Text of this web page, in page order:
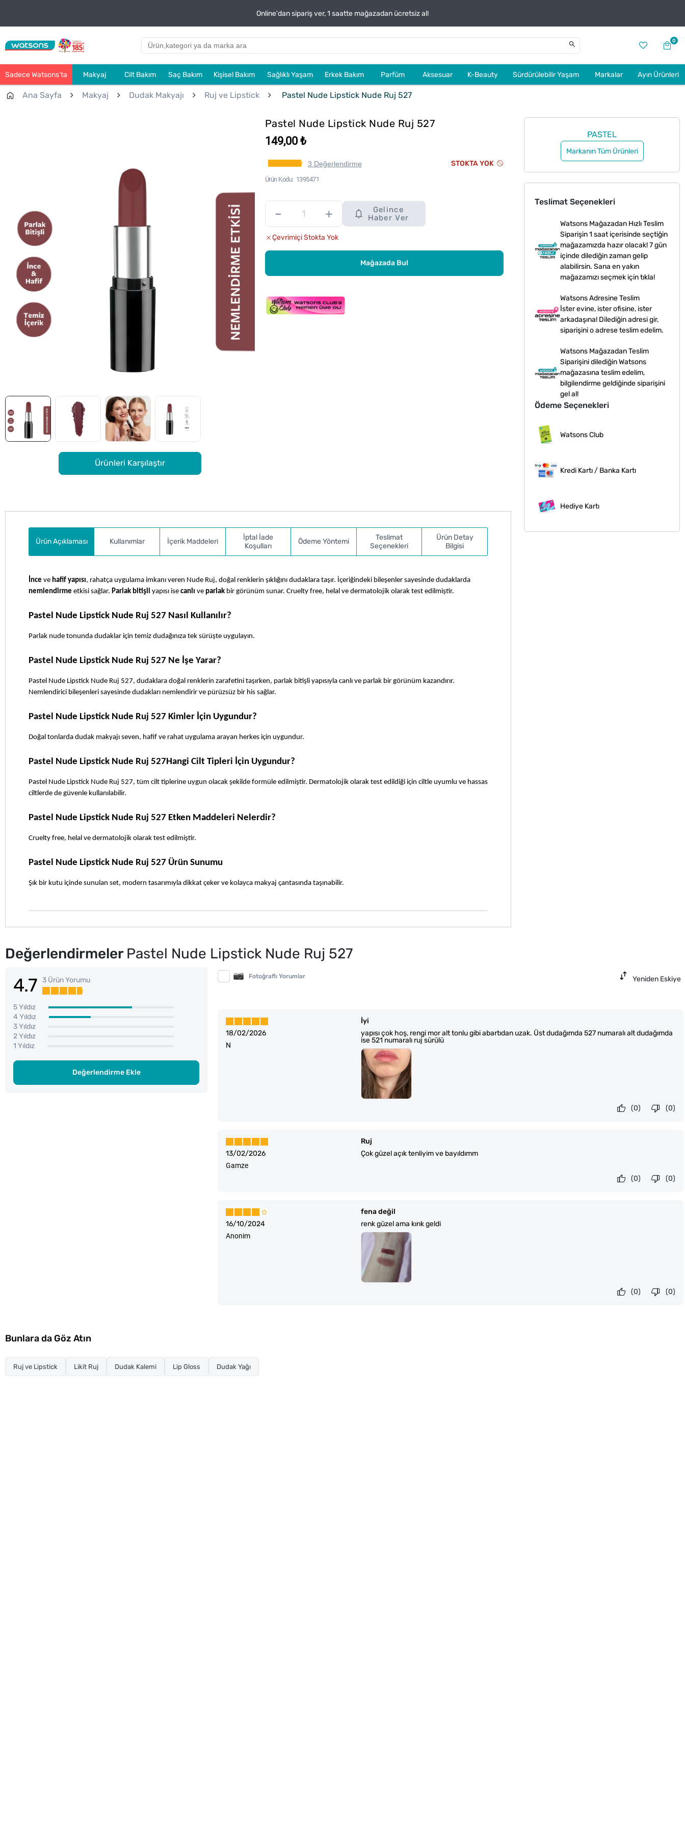
Online'dan sipariş ver, 1 saatte mağazadan ücretsiz al!
0
Sadece Watsons’ta Makyaj Cilt Bakım Saç Bakım Kişisel Bakım Sağlıklı Yaşam Erkek Bakım Parfüm Aksesuar K-Beauty Sürdürülebilir Yaşam Markalar Ayın Ürünleri
Ana Sayfa Makyaj Dudak Makyajı Ruj ve Lipstick Pastel Nude Lipstick Nude Ruj 527
Ürünleri Karşılaştır
Pastel Nude Lipstick Nude Ruj 527
149,00 ₺
3 Değerlendirme STOKTA YOK
Ürün Kodu 1395471
– +
Gelince
Haber Ver
Çevrimiçi Stokta Yok
Mağazada Bul
PASTEL
Markanın Tüm Ürünleri
Teslimat Seçenekleri
Watsons Mağazadan Hızlı Teslim
Siparişin 1 saat içerisinde seçtiğin
mağazamızda hazır olacak! 7 gün
içinde dilediğin zaman gelip
alabilirsin. Sana en yakın
mağazamızı seçmek için tıkla!
Watsons Adresine Teslim
İster evine, ister ofisine, ister
arkadaşına! Dilediğin adresi gir,
siparişini o adrese teslim edelim.
Watsons Mağazadan Teslim
Siparişini dilediğin Watsons
mağazasına teslim edelim,
bilgilendirme geldiğinde siparişini
gel al!
Ödeme Seçenekleri
Watsons Club
Kredi Kartı / Banka Kartı
Hediye Kartı
Ürün Açıklaması Kullanımlar İçerik Maddeleri
İptal İade
Koşulları
Ödeme Yöntemi
Teslimat
Seçenekleri
Ürün Detay
Bilgisi
İnce ve hafif yapısı
nemlendirme etkisi sağlar. Parlak bitişli yapısı ise canlı ve parlak bir görünüm sunar. Cruelty free, helal ve dermatolojik olarak test edilmiştir.
Pastel Nude Lipstick Nude Ruj 527 Nasıl Kullanılır?
Parlak nude tonunda dudaklar için temiz dudağınıza tek sürüşte uygulayın.
Pastel Nude Lipstick Nude Ruj 527 Ne İşe Yarar?
Pastel Nude Lipstick Nude Ruj 527, dudaklara doğal renklerin zarafetini taşırken, parlak bitişli yapısıyla canlı ve parlak bir görünüm kazandırır.
Nemlendirici bileşenleri sayesinde dudakları nemlendirir ve pürüzsüz bir his sağlar.
Pastel Nude Lipstick Nude Ruj 527 Kimler İçin Uygundur?
Doğal tonlarda dudak makyajı seven, hafif ve rahat uygulama arayan herkes için uygundur.
Pastel Nude Lipstick Nude Ruj 527Hangi Cilt Tipleri İçin Uygundur?
Pastel Nude Lipstick Nude Ruj 527, tüm cilt tiplerine uygun olacak şekilde formüle edilmiştir. Dermatolojik olarak test edildiği için ciltle uyumlu ve hassas
ciltlerde de güvenle kullanılabilir.
Pastel Nude Lipstick Nude Ruj 527 Etken Maddeleri Nelerdir?
Cruelty free, helal ve dermatolojik olarak test edilmiştir.
Pastel Nude Lipstick Nude Ruj 527 Ürün Sunumu
Şık bir kutu içinde sunulan set, modern tasarımıyla dikkat çeker ve kolayca makyaj çantasında taşınabilir.
Değerlendirmeler Pastel Nude Lipstick Nude Ruj 527
4.7 3 Ürün Yorumu
5 Yıldız
4 Yıldız
3 Yıldız
2 Yıldız
1 Yıldız
Değerlendirme Ekle
Fotoğraflı Yorumlar Yeniden Eskiye
18/02/2026
İyi
yapısı çok hoş, rengi mor alt tonlu gibi abartıdan uzak. Üst dudağımda 527 numaralı alt dudağımda
ise 521 numaralı ruj sürülü
N
(0)
(0)
13/02/2026
Ruj
Çok güzel açık tenliyim ve bayıldımm
Gamze
(0)
(0)
16/10/2024
fena değil
renk güzel ama kırık geldi
Anonim
(0)
(0)
Bunlara da Göz Atın
Ruj ve Lipstick Likit Ruj Dudak Kalemi Lip Gloss Dudak Yağı